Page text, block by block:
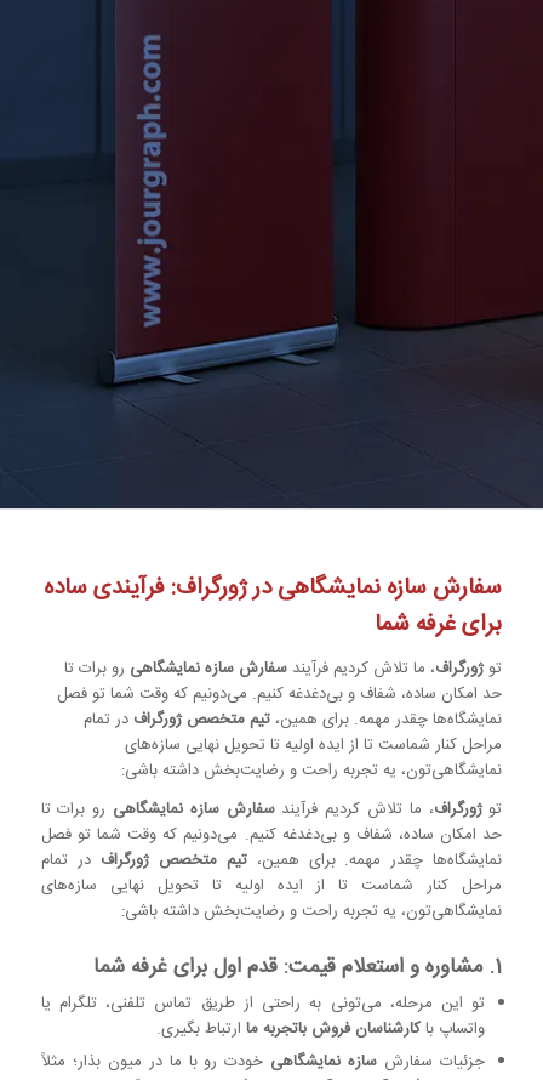
کیفیت نهایی سازه، به جنس پارچه یا مدیای چاپی اون بستگی داره. ما
از متریال‌های باکیفیتی مثل
سولیت، بک‌لایت (برای لایت‌باکس‌ها)، پلات و لمینتاستفاده می‌کنیم.
این متریال‌ها نه تنها کیفیت چاپ رو بالا می‌برن، بلکه با توجه به
اوت دور (Outdoor)
برابر عوامل محیطی مثل رطوبت، نور خورشید و سایش هم مقاوم
با تخصصش تو انتخاب متریال
از لحظه دریافت فایل طراحی تا وقتی
که سازه آماده تحویل می‌شه،تیم فنی ژورگراف رو تمام مراحل
نظارت دقیق داره. هر سازه بعد از چاپ، تحت کنترل کیفیت نهایی
قرار می‌گیره تا مطمئن بشیم هیچ نقصی نداره و تمام جزئیاتش دقیقاً
سفارش سازه نمایشگاهی در ژورگراف: فرآیندی ساده
برای غرفه شما
تو ژورگراف، ما تلاش کردیم فرآیند سفارش سازه نمایشگاهی رو برات تا
حد امکان ساده، شفاف و بی‌دغدغه کنیم. می‌دونیم که وقت شما تو فصل
نمایشگاه‌ها چقدر مهمه. برای همین، تیم متخصص ژورگراف در تمام
مراحل کنار شماست تا از ایده اولیه تا تحویل نهایی سازه‌های
نمایشگاهی‌تون، یه تجربه راحت و رضایت‌بخش داشته باشی:
توژورگراف، ما تلاش کردیم فرآیندسفارش سازه نمایشگاهی رو برات تا
حد امکان ساده، شفاف و بی‌دغدغه کنیم. می‌دونیم که وقت شما تو فصل
نمایشگاه‌ها چقدر مهمه. برای همین،تیم متخصص ژورگراف در تمام
مراحل کنار شماست تا از ایده اولیه تا تحویل نهایی سازه‌های
نمایشگاهی‌تون، یه تجربه راحت و رضایت‌بخش داشته باشی:
1. مشاوره و استعلام قیمت: قدم اول برای غرفه شما
تو این مرحله، می‌تونی به راحتی از طریق تماس تلفنی، تلگرام یا
واتساپ باکارشناسان فروش باتجربه ماارتباط بگیری.
جزئیات سفارش سازه نمایشگاهی خودت رو با ما در میون بذار؛ مثلاً